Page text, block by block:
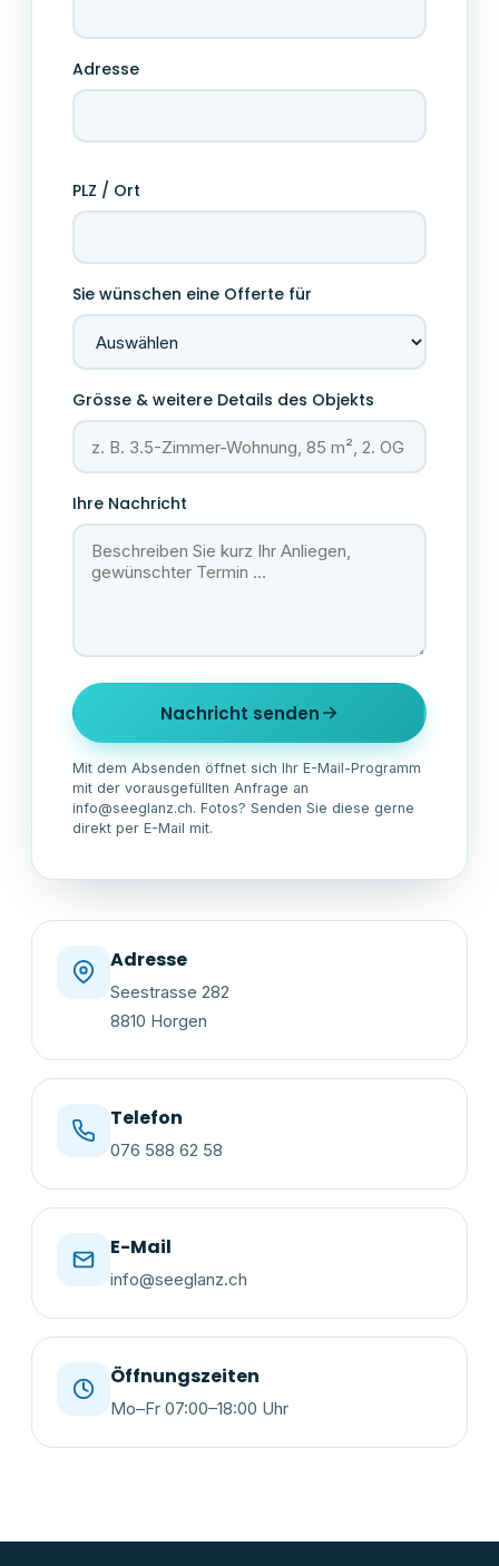
Adresse
PLZ / Ort
Sie wünschen eine Offerte für
Grösse & weitere Details des Objekts
Ihre Nachricht
Nachricht senden
Mit dem Absenden öffnet sich Ihr E-Mail-Programm
mit der vorausgefüllten Anfrage an
info@seeglanz.ch. Fotos? Senden Sie diese gerne
direkt per E-Mail mit.
Adresse
Seestrasse 282
8810 Horgen
Telefon
076 588 62 58
E-Mail
info@seeglanz.ch
Öffnungszeiten
Mo–Fr 07:00–18:00 Uhr